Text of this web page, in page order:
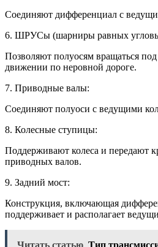
Соединяют дифференциал с
6. ШРУСы (шарниры равных
Позволяют полуосям вращаться
движении по неровной дороге.
7. Приводные валы:
Соединяют полуоси с ведущими
8. Колесные ступицы:
Поддерживают колеса и передают
приводных валов.
9. Задний мост:
Конструкция, включающая
поддерживает и располагает